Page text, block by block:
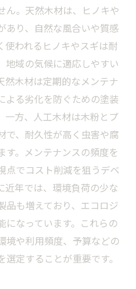
ん。天然木材は、ヒノキや
あり、自然な風合いや質感
使われるヒノキやスギは耐
地域の気候に適応しやすい
然木材は定期的なメンテナ
よる劣化を防ぐための塗装
一方、人工木材は木粉とプ
で、耐久性が高く虫害や腐
す。メンテナンスの頻度を
点でコスト削減を狙うデベ
近年では、環境負荷の少な
品も増えており、エコロジ
になっています。これらの
境や利用頻度、予算などの
定することが重要です。